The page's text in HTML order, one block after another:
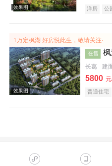
洋房 公
1万定枫湖 好房悦此生，敬请关注·
在售 枫
长葛 建
5800
普通住宅